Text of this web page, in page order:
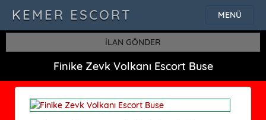
MENÜ
KEMER ESCORT
İLAN GÖNDER
Finike Zevk Volkanı Escort Buse